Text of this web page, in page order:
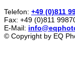
Telefon: +49 (0)811
Fax: +49 (0)811
E-Mail:
© Copyright by EQ